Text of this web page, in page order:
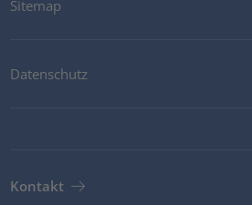
Sitemap
Datenschutz
Kontakt